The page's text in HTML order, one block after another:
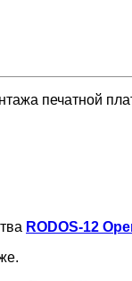
печатной
RODOS-12